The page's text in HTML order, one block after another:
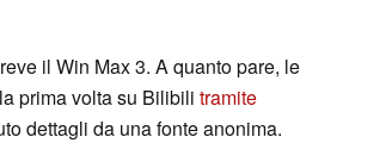
il Win Max 3. A quanto pare, le
prima volta su Bilibili tramite
dettagli da una fonte anonima.